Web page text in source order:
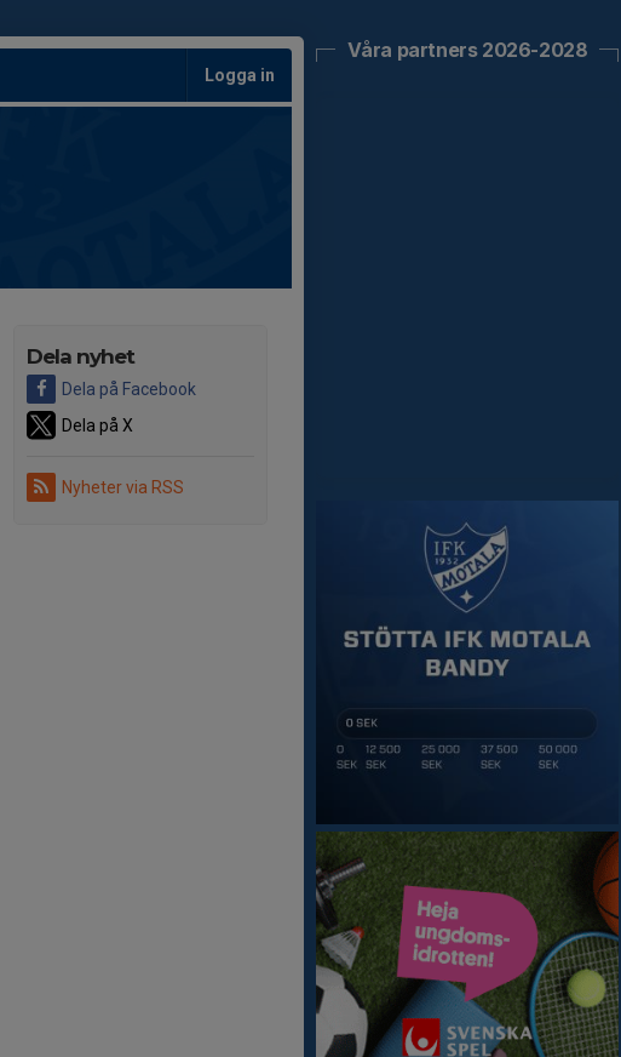
Logga in
Dela nyhet
Dela på Facebook
Dela på X
Nyheter via RSS
Våra partners 2026-2028